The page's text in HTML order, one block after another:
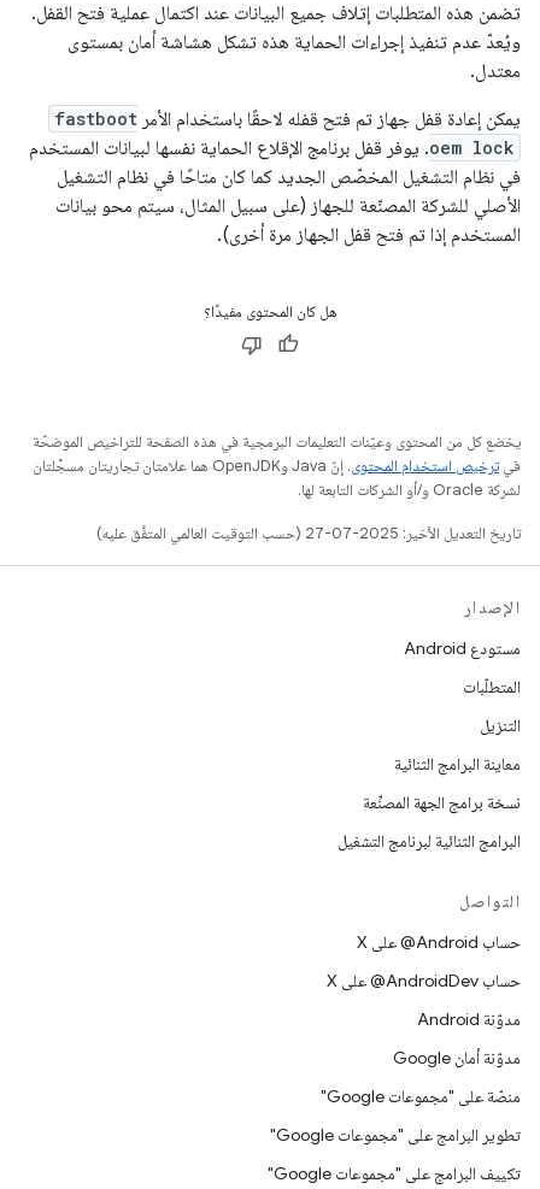
تضمن هذه المتطلبات إتلاف جميع البيانات عند اكتمال عملية فتح القفل.
ويُعدّ عدم تنفيذ إجراءات الحماية هذه تشكل هشاشة أمان بمستوى
معتدل.
يمكن إعادة قفل جهاز تم فتح قفله لاحقًا باستخدام الأمر fastboot
oem lock. يوفر قفل برنامج الإقلاع الحماية نفسها لبيانات المستخدم
في نظام التشغيل المخصّص الجديد كما كان متاحًا في نظام التشغيل
الأصلي للشركة المصنّعة للجهاز (على سبيل المثال، سيتم محو بيانات
المستخدم إذا تم فتح قفل الجهاز مرة أخرى).
هل كان المحتوى مفيدًا؟
يخضع كل من المحتوى وعيّنات التعليمات البرمجية في هذه الصفحة للتراخيص الموضحّة
فيترخيص استخدام المحتوى
. إنّ Java وOpenJDK هما علامتان تجاريتان مسجَّلتان
لشركة Oracle و/أو الشركات التابعة لها.
تاريخ التعديل الأخير: 2025-07-27 (حسب التوقيت العالمي المتفَّق عليه)
الإصدار
مستودع Android
المتطلّبات
التنزيل
معاينة البرامج الثنائية
نسخة برامج الجهة المصنِّعة
البرامج الثنائية لبرنامج التشغيل
التواصل
حساب ‎@Android على X
حساب ‎@AndroidDev على X
مدوّنة Android
مدوّنة أمان Google
منصّة على "مجموعات Google"
تطوير البرامج على "مجموعات Google"
تكييف البرامج على "مجموعات Google"